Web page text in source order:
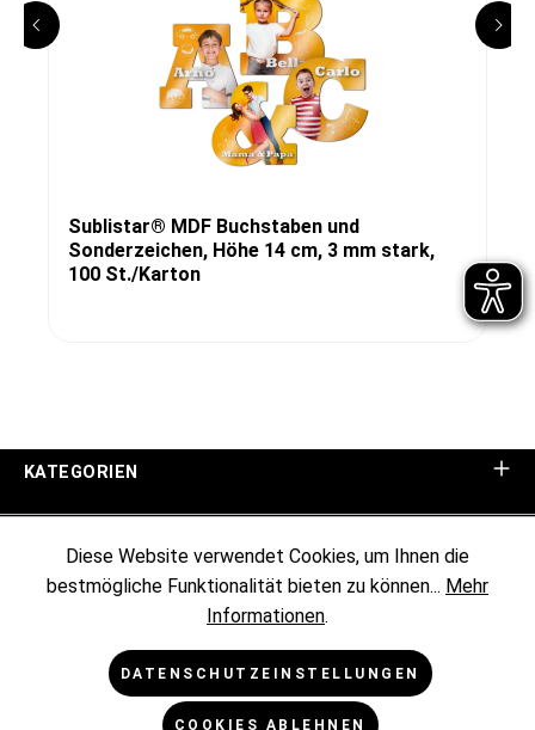
Sublistar® MDF Buchstaben und
Sonderzeichen, Höhe 14 cm, 3 mm stark,
100 St./Karton
KATEGORIEN
KUNDENINFORMATIONEN
RECHTLICHES
Diese Website verwendet Cookies, um Ihnen die
bestmögliche Funktionalität bieten zu können... Mehr
Informationen.
DATENSCHUTZEINSTELLUNGEN
COOKIES ABLEHNEN